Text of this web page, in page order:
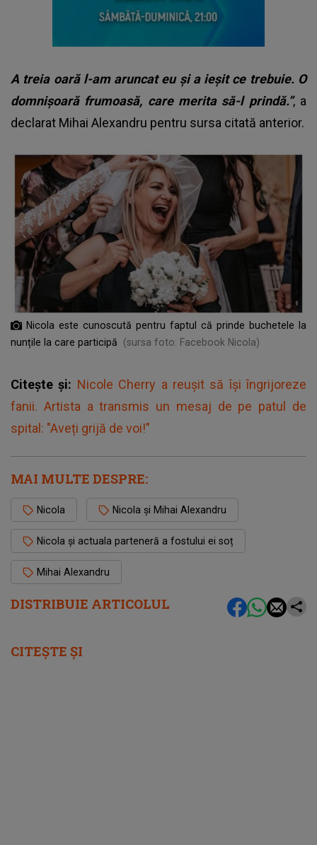
DISTRIBUIE ARTICOLUL
A treia oară l-am aruncat eu și a ieșit ce trebuie. O
domnișoară frumoasă, care merita să-l prindă.”, a
declarat Mihai Alexandru pentru sursa citată anterior.
Nicola este cunoscută pentru faptul că prinde buchetele la
nunțile la care participă
(sursa foto: Facebook Nicola)
Citește și: Nicole Cherry a reușit să își îngrijoreze
fanii. Artista a transmis un mesaj de pe patul de
spital: "Aveți grijă de voi!"
MAI MULTE DESPRE:
Nicola Nicola și Mihai Alexandru
Nicola și actuala parteneră a fostului ei soț
Mihai Alexandru
CITEȘTE ȘI